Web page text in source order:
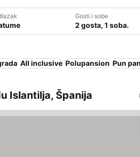
Gosti i sobe
2 gosta, 1 soba.
All inclusive Polupansion Pun
Islantilja, Španija